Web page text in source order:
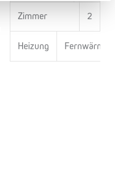
Zimmer 2
Heizung Fernwärme